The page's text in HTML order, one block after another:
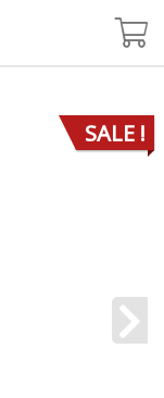
SALE !